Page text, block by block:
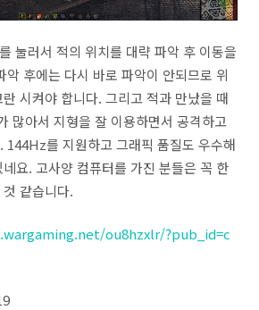
눌러서 적의 위치를 대략 파악 후 이동을
악 후에는 다시 바로 파악이 안되므로 위
시켜야 합니다. 그리고 적과 만났을 때
많아서 지형을 잘 이용하면서 공격하고
144Hz를 지원하고 그래픽 품질도 우수해
요. 고사양 컴퓨터를 가진 분들은 꼭 한
같습니다.
ou8hzxlr/?pub_id=c